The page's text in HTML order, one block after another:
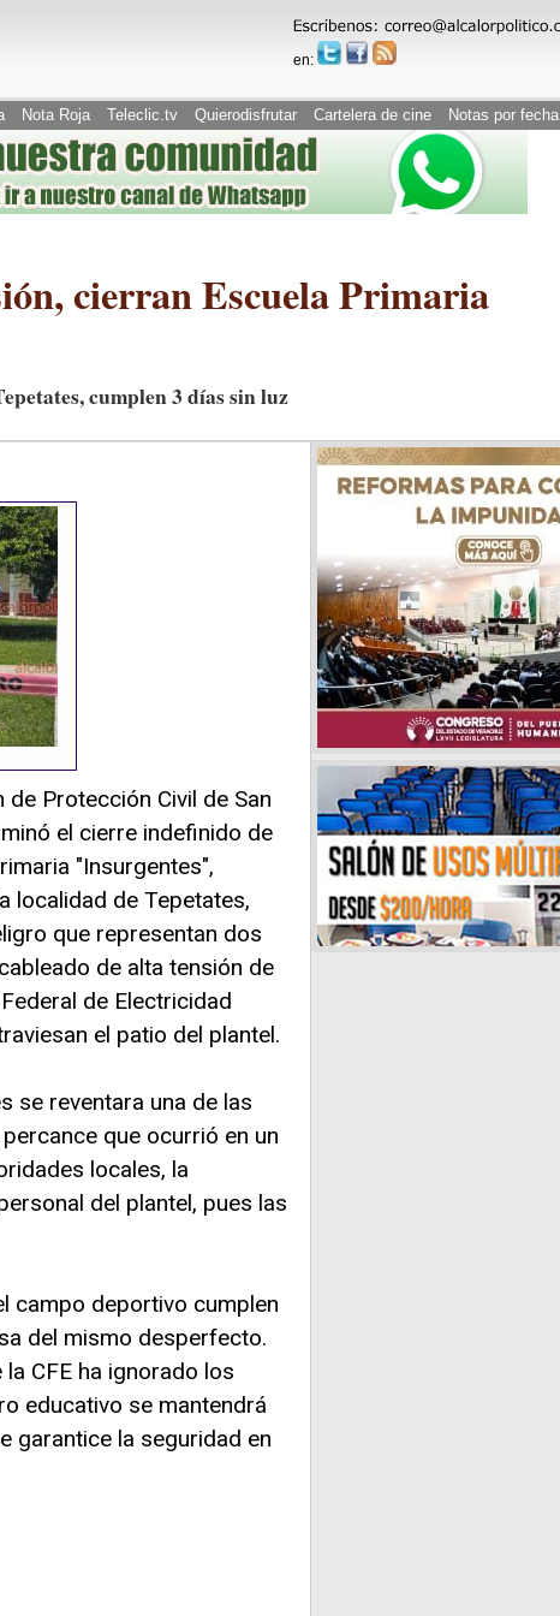
en:
Nota Roja Teleclic.tv Quierodisfrutar Cartelera de cine Notas por fecha
cierran Escuela Primaria
cumplen 3 días sin luz
de Protección Civil de San
el cierre indefinido de
"Insurgentes",
localidad de Tepetates,
que representan dos
de alta tensión de
de Electricidad
el patio del plantel.
se reventara una de las
que ocurrió en un
locales, la
del plantel, pues las
campo deportivo cumplen
del mismo desperfecto.
CFE ha ignorado los
educativo se mantendrá
garantice la seguridad en